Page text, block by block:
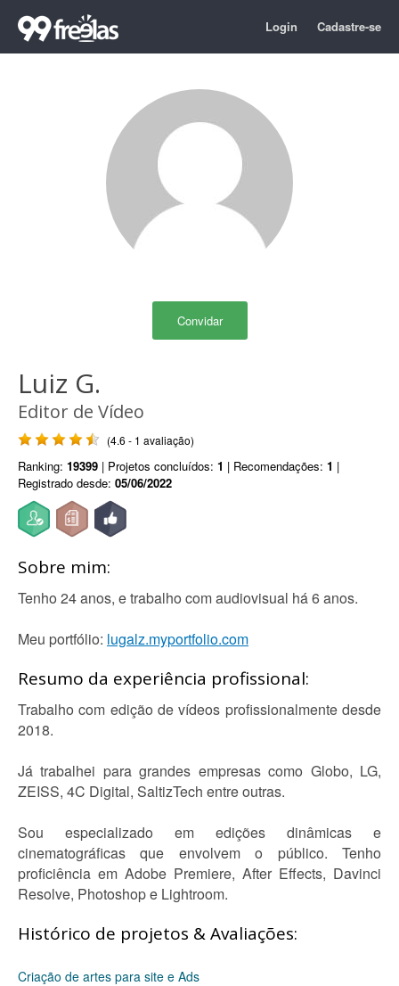
Login Cadastre-se
Convidar
Luiz G.
Editor de Vídeo
(4.6 - 1 avaliação)
Ranking: 19399 | Projetos concluídos: 1 | Recomendações: 1 |
Registrado desde: 05/06/2022
Sobre mim:
Tenho 24 anos, e trabalho com audiovisual há 6 anos.
Meu portfólio: lugalz.myportfolio.com
Resumo da experiência profissional:
Trabalho com edição de vídeos profissionalmente desde
2018.
Já trabalhei para grandes empresas como Globo, LG,
ZEISS, 4C Digital, SaltizTech entre outras.
Sou especializado em edições dinâmicas e
cinematográficas que envolvem o público. Tenho
proficiência em Adobe Premiere, After Effects, Davinci
Resolve, Photoshop e Lightroom.
Histórico de projetos & Avaliações:
Criação de artes para site e Ads